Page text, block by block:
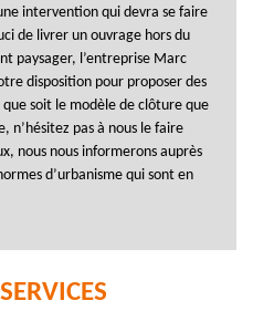
intervention qui devra se faire
de livrer un ouvrage hors du
paysager, l’entreprise Marc
disposition pour proposer des
que soit le modèle de clôture que
n’hésitez pas à nous le faire
nous nous informerons auprès
d’urbanisme qui sont en